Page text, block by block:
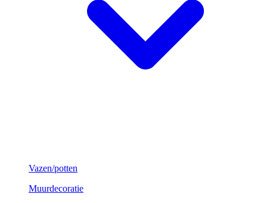
Vazen/potten
Muurdecoratie